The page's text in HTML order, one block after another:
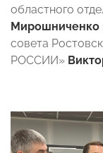
областного
Мирошниченко
совета
РОССИИ»